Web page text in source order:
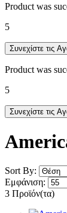
Product was
5
Συνεχίστε τις
Product was
5
Συνεχίστε τις
Sort By:
Εμφάνιση:
3 Προϊόν(τα)